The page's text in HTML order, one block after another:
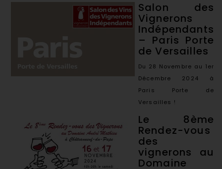
Salon des
Vignerons
Indépendants
– Paris Porte
de Versailles
Du 28 Novembre au 1er
Décembre 2024 à
Paris Porte de
Versailles !
Le 8ème
Rendez-vous
des
vignerons au
Domaine